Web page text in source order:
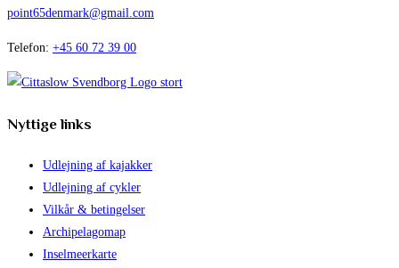
point65denmark@gmail.com
Telefon: +45 60 72 39 00
Nyttige links
Udlejning af kajakker
Udlejning af cykler
Vilkår & betingelser
Archipelagomap
Inselmeerkarte